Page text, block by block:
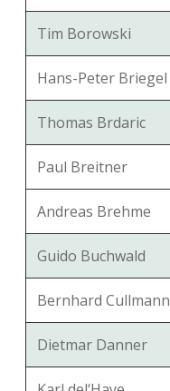
Tim Borowski
Hans-Peter Briegel
Thomas Brdaric
Paul Breitner
Andreas Brehme
Guido Buchwald
Bernhard Cullmann
Dietmar Danner